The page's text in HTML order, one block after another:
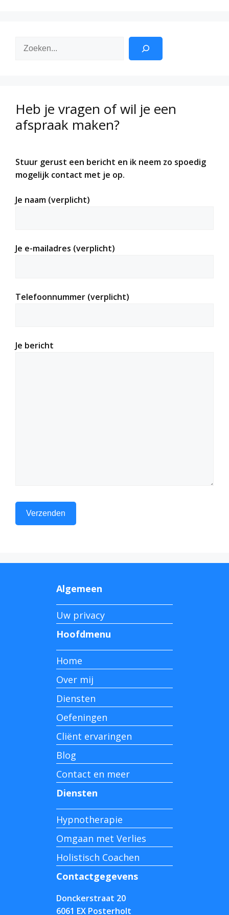
Zoeken
Heb je vragen of wil je een
afspraak maken?
Stuur gerust een bericht en ik neem zo spoedig
mogelijk contact met je op.
Je naam (verplicht)
Je e-mailadres (verplicht)
Telefoonnummer (verplicht)
Je bericht
Algemeen
Uw privacy
Hoofdmenu
Home
Over mij
Diensten
Oefeningen
Cliënt ervaringen
Blog
Contact en meer
Diensten
Hypnotherapie
Omgaan met Verlies
Holistisch Coachen
Contactgegevens
Donckerstraat 20
6061 EX Posterholt